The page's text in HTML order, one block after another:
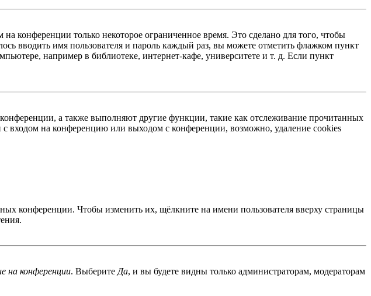
конференции только некоторое ограниченное время. Это сделано для того, чтобы
вводить имя пользователя и пароль каждый раз, вы можете отметить флажком пункт
например в библиотеке, интернет-кафе, университете и т. д. Если пункт
а также выполняют другие функции, такие как отслеживание прочитанных
входом на конференцию или выходом с конференции, возможно, удаление cookies
конференции. Чтобы изменить их, щёлкните на имени пользователя вверху страницы
на конференции. Выберите Да, и вы будете видны только администраторам, модераторам